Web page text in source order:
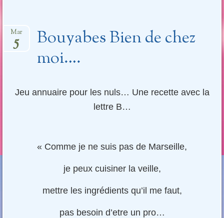
Bouyabes Bien de chez
moi….
Mar
5
Jeu annuaire pour les nuls… Une recette avec la
lettre B…
« Comme je ne suis pas de Marseille,
je peux cuisiner la veille,
mettre les ingrédients qu’il me faut,
pas besoin d’etre un pro…